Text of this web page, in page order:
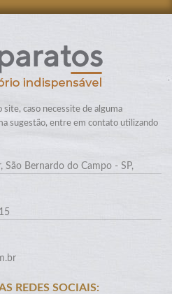
caso necessite de alguma
sugestão, entre em contato utilizando
São Bernardo do Campo - SP,
REDES SOCIAIS: